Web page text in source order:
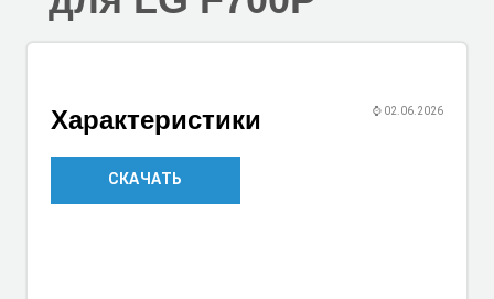
⌚ 02.06.2026
Характеристики
СКАЧАТЬ